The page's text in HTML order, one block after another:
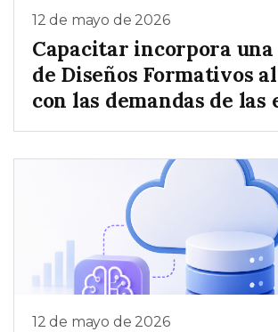
12 de mayo de 2026
Capacitar incorpora
de Diseños Formativos
con las demandas de las
12 de mayo de 2026